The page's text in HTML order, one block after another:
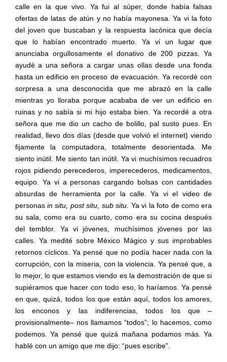
calle en la que vivo. Ya fui al súper, donde había falsas
ofertas de latas de atún y no había mayonesa. Ya vi la foto
del joven que buscaban y la respuesta lacónica que decía
que lo habían encontrado muerto. Ya vi un lugar que
anunciaba orgullosamente el donativo de 200 pizzas. Ya
ayudé a una señora a cargar unas ollas desde una fonda
hasta un edificio en proceso de evacuación. Ya recordé con
sorpresa a una desconocida que me abrazó en la calle
mientras yo lloraba porque acababa de ver un edificio en
ruinas y no sabía si mi hijo estaba bien. Ya recordé a otra
señora que me dio un cacho de bolillo, pal susto pues. En
realidad, llevo dos días (desde que volvió el internet) viendo
fijamente la computadora, totalmente desorientada. Me
siento inútil. Me siento tan inútil. Ya vi muchísimos recuadros
rojos pidiendo perecederos, imperecederos, medicamentos,
equipo. Ya vi a personas cargando bolsas con cantidades
absurdas de herramienta por la calle. Ya vi el video de
personasin situ, post situ, sub situ. Ya vi la foto de como era
su sala, como era su cuarto, como era su cocina después
del temblor. Ya vi jóvenes, muchísimos jóvenes por las
calles. Ya medité sobre México Mágico y sus improbables
retornos cíclicos. Ya pensé que no podía hacer nada con la
corrupción, con la miseria, con la violencia. Ya pensé que, a
lo mejor, lo que estamos viendo es la demostración de que si
supiéramos que hacer con todo eso, lo haríamos. Ya pensé
en que, quizá, todos los que están aquí, todos los amores,
los enconos y las indiferencias, todos los que –
provisionalmente– nos llamamos “todos”; lo hacemos, como
podemos. Ya pensé que quizá mañana podamos más. Ya
hablé con un amigo que me dijo: “pues escribe”.